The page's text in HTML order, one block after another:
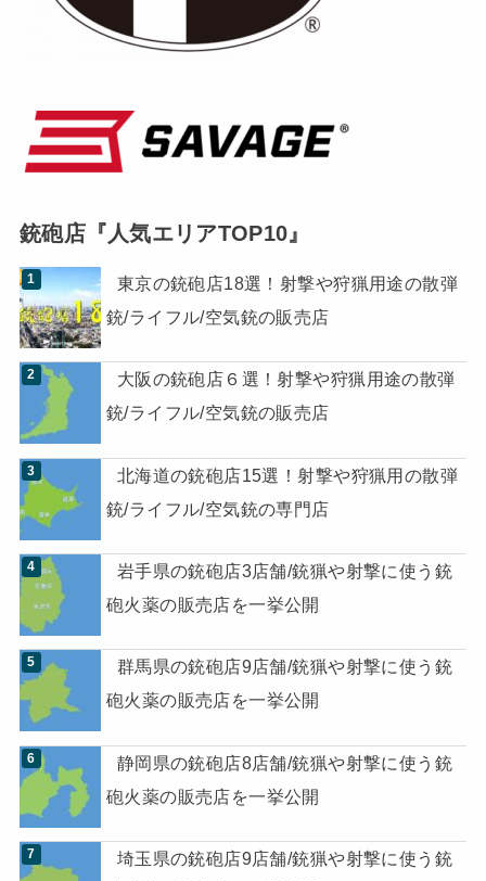
銃砲店『人気エリアTOP10』
東京の銃砲店18選！射撃や狩猟用途の散弾
銃/ライフル/空気銃の販売店
大阪の銃砲店６選！射撃や狩猟用途の散弾
銃/ライフル/空気銃の販売店
北海道の銃砲店15選！射撃や狩猟用の散弾
銃/ライフル/空気銃の専門店
岩手県の銃砲店3店舗/銃猟や射撃に使う銃
砲火薬の販売店を一挙公開
群馬県の銃砲店9店舗/銃猟や射撃に使う銃
砲火薬の販売店を一挙公開
静岡県の銃砲店8店舗/銃猟や射撃に使う銃
砲火薬の販売店を一挙公開
埼玉県の銃砲店9店舗/銃猟や射撃に使う銃